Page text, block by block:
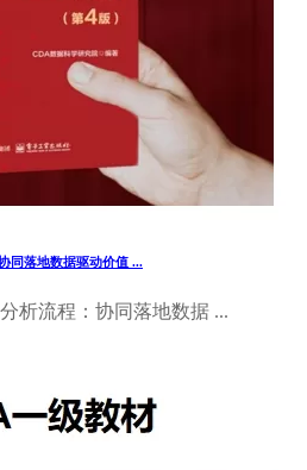
同落地数据驱动价值 ...
析流程：协同落地数据 ...